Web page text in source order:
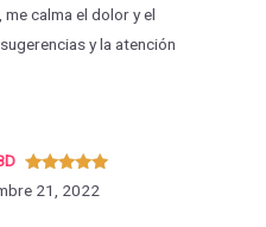
calma el dolor y el
y la atención
Valorado
con 5de 5
21, 2022